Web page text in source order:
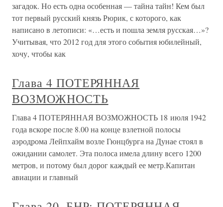
загадок. Но есть одна особенная — тайна тайн! Кем был
тот первый русский князь Рюрик, с которого, как
написано в летописи: «…есть и пошла земля русская…»?
Учитывая, что 2012 год для этого события юбилейный,
хочу, чтобы как
Глава 4 ПОТЕРЯННАЯ
ВОЗМОЖНОСТЬ
Глава 4 ПОТЕРЯННАЯ ВОЗМОЖНОСТЬ 18 июля 1942
года вскоре после 8.00 на конце взлетной полосы
аэродрома Лейпхайм возле Гюнцбурга на Дунае стоял в
ожидании самолет. Эта полоса имела длину всего 1200
метров, и потому был дорог каждый ее метр.Капитан
авиации и главный